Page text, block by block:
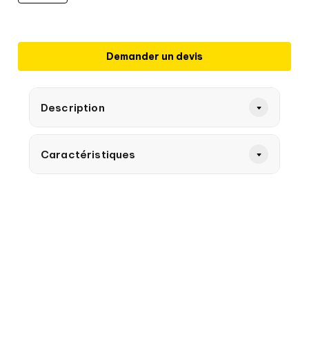
Demander un devis
Description
Caractéristiques